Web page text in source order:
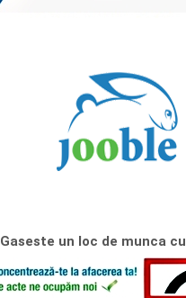
Gaseste un loc de munca cu